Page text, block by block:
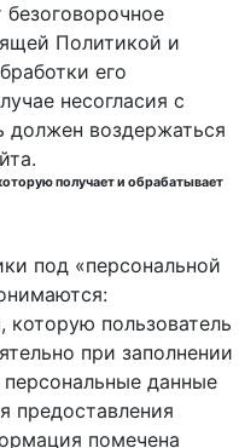
Политикой и
его
несогласия с
должен воздержаться
получает и обрабатывает
под «персональной
которую пользователь
при заполнении
данные
предоставления
помечена